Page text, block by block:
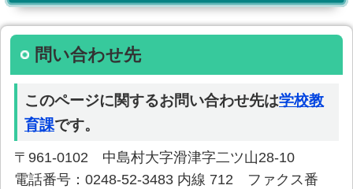
問い合わせ先
このページに関するお問い合わせ先は学校教
育課です。
〒961-0102 中島村大字滑津字二ツ山28-10
電話番号：0248-52-3483 内線 712 ファクス番